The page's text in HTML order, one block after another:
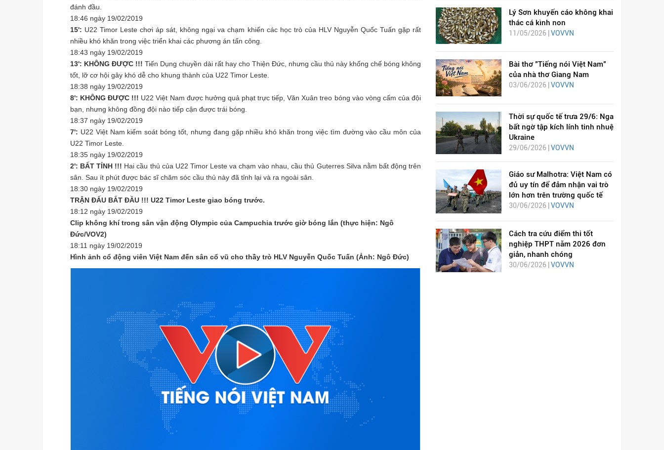
đánh đầu.
18:46 ngày 19/02/2019
15': U22 Timor Leste chơi áp sát, không ngại va chạm khiến các học trò của HLV Nguyễn Quốc Tuấn gặp rất
nhiều khó khăn trong việc triển khai các phương án tấn công.
18:43 ngày 19/02/2019
13': KHÔNG ĐƯỢC !!! Tiến Dụng chuyền dài rất hay cho Thiện Đức, nhưng cầu thủ này khống chế bóng không
tốt, lỡ cơ hội gây khó dễ cho khung thành của U22 Timor Leste.
18:38 ngày 19/02/2019
8': KHÔNG ĐƯỢC !!! U22 Việt Nam được hưởng quả phạt trực tiếp, Văn Xuân treo bóng vào vòng cấm của đội
bạn, nhưng không đồng đội nào tiếp cận được trái bóng.
18:37 ngày 19/02/2019
7': U22 Việt Nam kiểm soát bóng tốt, nhưng đang gặp nhiều khó khăn trong việc tìm đường vào cầu môn của
U22 Timor Leste.
18:35 ngày 19/02/2019
2': BẤT TỈNH !!! Hai cầu thủ của U22 Timor Leste va chạm vào nhau, cầu thủ Guterres Silva nằm bất động trên
sân. Sau ít phút được bác sĩ chăm sóc cầu thủ này đã tỉnh lại và ra ngoài sân.
18:30 ngày 19/02/2019
TRẬN ĐẤU BẮT ĐẦU !!! U22 Timor Leste giao bóng trước.
18:12 ngày 19/02/2019
Clip không khí trong sân vận động Olympic của Campuchia trước giờ bóng lắn (thực hiện: Ngô
Đức/VOV2)
18:11 ngày 19/02/2019
Hình ảnh cổ động viên Việt Nam đến sân cổ vũ cho thầy trò HLV Nguyễn Quốc Tuấn (Ảnh: Ngô Đức)
Lý Sơn khuyến cáo không khai
thác cá kình non
11/05/2026 | VOVVN
Bài thơ "Tiếng nói Việt Nam"
của nhà thơ Giang Nam
03/06/2026 | VOVVN
Thời sự quốc tế trưa 29/6: Nga
bất ngờ tập kích lính tinh nhuệ
Ukraine
29/06/2026 | VOVVN
Giáo sư Malhotra: Việt Nam có
đủ uy tín để đảm nhận vai trò
lớn hơn trên trường quốc tế
30/06/2026 | VOVVN
Cách tra cứu điểm thi tốt
nghiệp THPT năm 2026 đơn
giản, nhanh chóng
30/06/2026 |VOVVN